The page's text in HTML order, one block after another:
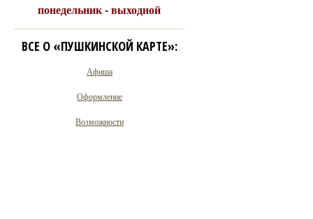
понедельник - выходной
ВСЕ О «ПУШКИНСКОЙ КАРТЕ»:
Афиша
Оформление
Возможности